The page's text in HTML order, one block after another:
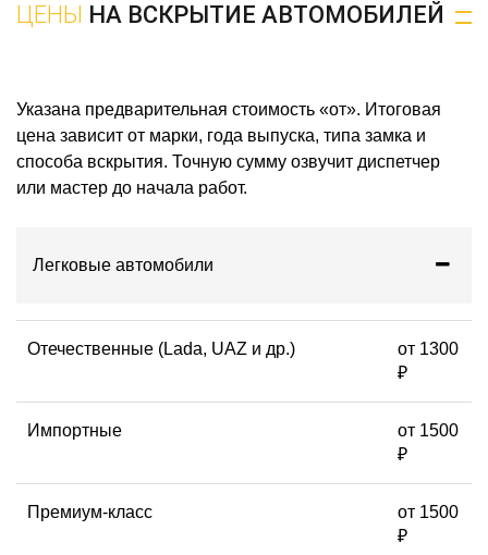
ЦЕНЫ НА ВСКРЫТИЕ АВТОМОБИЛЕЙ
Указана предварительная стоимость «от». Итоговая
цена зависит от марки, года выпуска, типа замка и
способа вскрытия. Точную сумму озвучит диспетчер
или мастер до начала работ.
Легковые автомобили
Отечественные (Lada, UAZ и др.)
от 1300
₽
Импортные
от 1500
₽
Премиум-класс
от 1500
₽